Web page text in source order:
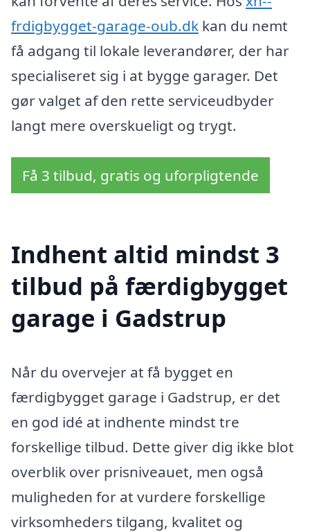
frdigbygget-garage-oub.dk kan du nemt
få adgang til lokale leverandører, der har
specialiseret sig i at bygge garager. Det
gør valget af den rette serviceudbyder
langt mere overskueligt og trygt.
Få 3 tilbud, gratis og uforpligtende
Indhent altid mindst 3
tilbud på færdigbygget
garage i Gadstrup
Når du overvejer at få bygget en
færdigbygget garage i Gadstrup, er det
en god idé at indhente mindst tre
forskellige tilbud. Dette giver dig ikke blot
overblik over prisniveauet, men også
muligheden for at vurdere forskellige
virksomheders tilgang, kvalitet og